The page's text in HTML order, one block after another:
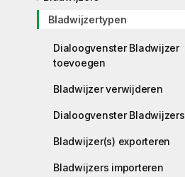
Bladwijzertypen
Dialoogvenster Bladwijzer
toevoegen
Bladwijzer verwijderen
Dialoogvenster Bladwijzers
Bladwijzer(s) exporteren
Bladwijzers importeren